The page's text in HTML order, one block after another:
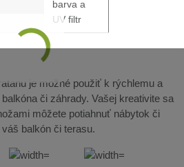
barva a
UV filtr
je možné použiť k rýchlemu a
či záhrady. Vašej kreativite sa
môžete potiahnuť nábytok či
balkón či terasu.